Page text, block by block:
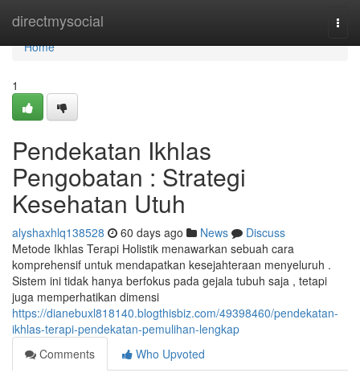
directmysocial
Home
Home
1
Pendekatan Ikhlas
Pengobatan : Strategi
Kesehatan Utuh
alyshaxhlq138528 60 days ago News
Discuss
Metode Ikhlas Terapi Holistik menawarkan sebuah cara
komprehensif untuk mendapatkan kesejahteraan menyeluruh .
Sistem ini tidak hanya berfokus pada gejala tubuh saja , tetapi
juga memperhatikan dimensi
https://dianebuxl818140.blogthisbiz.com/49398460/pendekatan-
ikhlas-terapi-pendekatan-pemulihan-lengkap
Comments
Who Upvoted